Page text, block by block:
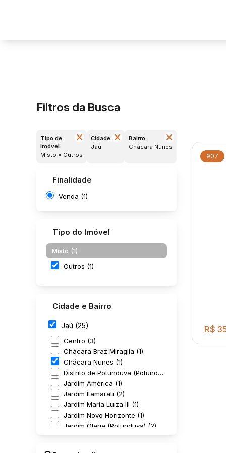
Filtros da Busca
Tipo de
Imóvel:
Misto » Outros
Cidade:
Jaú
Bairro:
Chácara Nunes
Finalidade
Venda (1)
Tipo do Imóvel
Misto (1)
Outros (1)
Cidade e Bairro
Jaú (25)
Centro (3)
Chácara Braz Miraglia (1)
Chácara Nunes (1)
Distrito de Potunduva (Potunduva) (1)
Jardim América (1)
Jardim Itamarati (2)
Jardim Maria Luiza III (1)
Jardim Novo Horizonte (1)
Jardim Olaria (Potunduva) (2)
Jardim Olímpia (1)
907
R$